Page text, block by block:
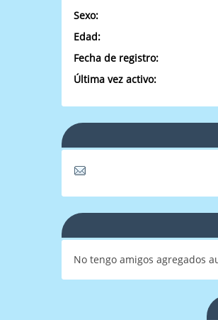
Sexo:
Edad:
Fecha de registro:
Última vez activo:
No tengo amigos agregados